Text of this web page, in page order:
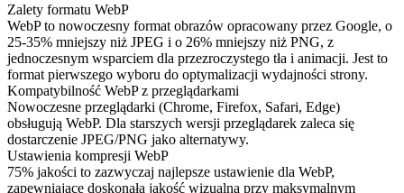
Zalety formatu WebP
WebP to nowoczesny format obrazów opracowany przez Google, o
25-35% mniejszy niż JPEG i o 26% mniejszy niż PNG, z
jednoczesnym wsparciem dla przezroczystego tła i animacji. Jest to
format pierwszego wyboru do optymalizacji wydajności strony.
Kompatybilność WebP z przeglądarkami
Nowoczesne przeglądarki (Chrome, Firefox, Safari, Edge)
obsługują WebP. Dla starszych wersji przeglądarek zaleca się
dostarczenie JPEG/PNG jako alternatywy.
Ustawienia kompresji WebP
75% jakości to zazwyczaj najlepsze ustawienie dla WebP,
zapewniające doskonałą jakość wizualną przy maksymalnym